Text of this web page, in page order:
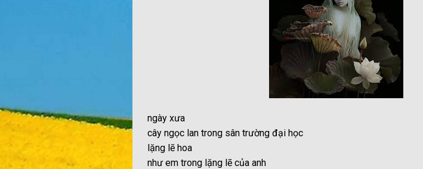
ngày xưa
cây ngọc lan trong sân trường đại học
lặng lẽ hoa
như em trong lặng lẽ của anh